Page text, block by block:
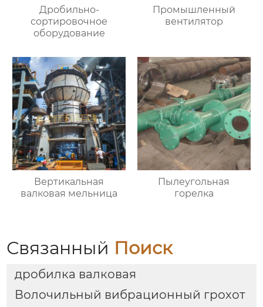
Дробильно-
сортировочное
оборудование
Промышленный
вентилятор
Вертикальная
валковая мельница
Пылеугольная
горелка
Связанный Поиск
дробилка валковая
Волочильный вибрационный грохот